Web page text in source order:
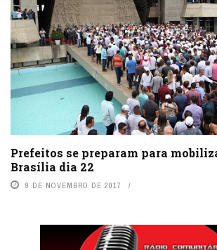
Prefeitos se preparam para
Brasília dia 22
9 DE NOVEMBRO DE 2017